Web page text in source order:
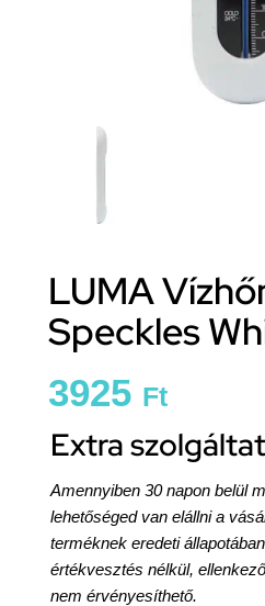
LUMA
Speckles
3925 Ft
Extra
Amennyiben 30 napon belül
lehetőséged van elállni a
terméknek eredeti
értékvesztés nélkül,
nem érvényesíthető.